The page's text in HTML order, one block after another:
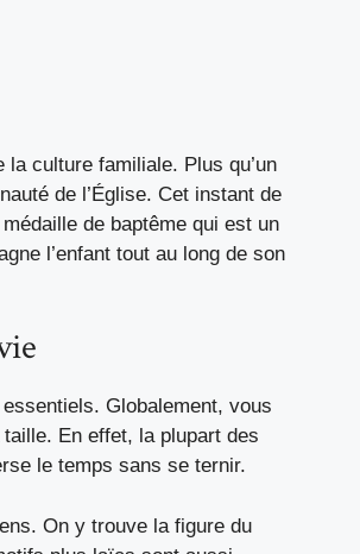
culture familiale. Plus qu’un
de l’Église. Cet instant de
de baptême qui est un
l’enfant tout au long de son
Globalement, vous
En effet, la plupart des
le temps sans se ternir.
On y trouve la figure du